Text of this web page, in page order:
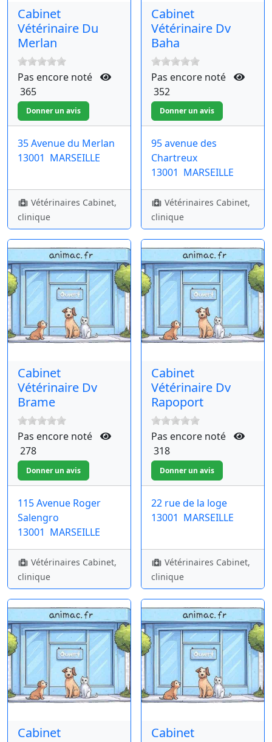
Cabinet
Vétérinaire Du
Merlan
Pas encore noté
365
35 Avenue du Merlan
13001 MARSEILLE
Vétérinaires Cabinet,
clinique
Cabinet
Vétérinaire Dv
Baha
Pas encore noté
352
95 avenue des
Chartreux
13001 MARSEILLE
Vétérinaires Cabinet,
clinique
Cabinet
Vétérinaire Dv
Brame
Pas encore noté
278
115 Avenue Roger
Salengro
13001 MARSEILLE
Vétérinaires Cabinet,
clinique
Cabinet
Vétérinaire Dv
Rapoport
Pas encore noté
318
22 rue de la loge
13001 MARSEILLE
Vétérinaires Cabinet,
clinique
Cabinet
Cabinet